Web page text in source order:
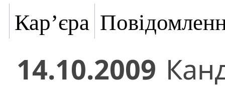
Кар’єра
14.10.2009